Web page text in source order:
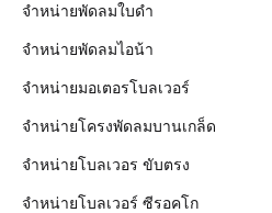
จำหน่ายพัดลมใบดำ
จำหน่ายพัดลมไอน้า
จำหน่ายมอเตอรโบลเวอร์
จำหน่ายโครงพัดลมบานเกล็ด
จำหน่ายโบลเวอร ขับตรง
จำหน่ายโบลเวอร์ ซีรอคโก